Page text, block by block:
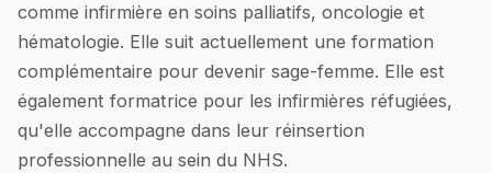
comme infirmière en soins palliatifs, oncologie et
hématologie. Elle suit actuellement une formation
complémentaire pour devenir sage-femme. Elle est
également formatrice pour les infirmières réfugiées,
qu'elle accompagne dans leur réinsertion
professionnelle au sein du NHS.